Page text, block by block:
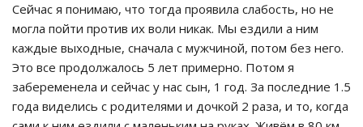
Сейчас я понимаю, что тогда проявила слабость, но не
могла пойти против их воли никак. Мы ездили а ним
каждые выходные, сначала с мужчиной, потом без него.
Это все продолжалось 5 лет примерно. Потом я
забеременела и сейчас у нас сын, 1 год. За последние 1.5
года виделись с родителями и дочкой 2 раза, и то, когда